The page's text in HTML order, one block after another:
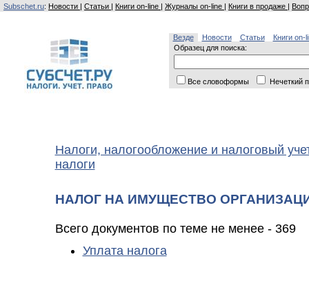
Subschet.ru: Новости | Статьи | Книги on-line | Журналы on-line | Книги в продаже |
Везде Новости Статьи
Книги on-
Образец для поиска:
Все словоформы Нечеткий
Налоги, налогообложение и налоговый
налоги
НАЛОГ НА ИМУЩЕСТВО
Всего документов по теме не менее - 369
Уплата налога